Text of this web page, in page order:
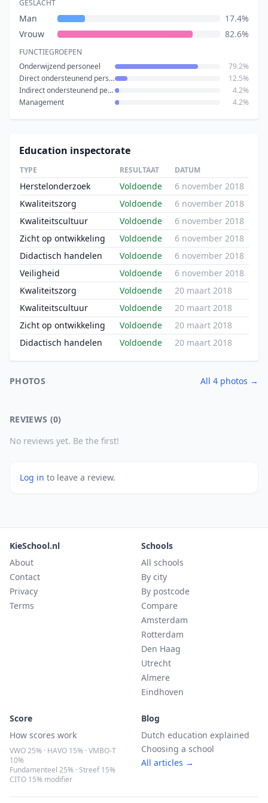
GESLACHT
Man
17.4%
Vrouw
82.6%
FUNCTIEGROEPEN
Onderwijzend personeel
79.2%
Direct ondersteunend personeel
12.5%
Indirect ondersteunend personeel
4.2%
Management
4.2%
Education inspectorate
TYPE RESULTAAT DATUM
Herstelonderzoek Voldoende
6 november 2018
Kwaliteitszorg
Voldoende
6 november 2018
Kwaliteitscultuur
Voldoende
6 november 2018
Zicht op ontwikkeling
Voldoende
6 november 2018
Didactisch handelen
Voldoende
6 november 2018
Veiligheid
Voldoende
6 november 2018
Kwaliteitszorg
Voldoende
20 maart 2018
Kwaliteitscultuur
Voldoende
20 maart 2018
Zicht op ontwikkeling
Voldoende
20 maart 2018
Didactisch handelen
Voldoende 20 maart 2018
PHOTOS All 4 photos →
REVIEWS (0)
No reviews yet. Be the first!
Log in to leave a review.
KieSchool.nl
About
Contact
Privacy
Terms
Schools
All schools
By city
By postcode
Compare
Amsterdam
Rotterdam
Den Haag
Utrecht
Almere
Eindhoven
Score
How scores work
VWO 25% · HAVO 15% · VMBO-T
10%
Fundamenteel 25% · Streef 15%
CITO 15% modifier
Blog
Dutch education explained
Choosing a school
All articles →